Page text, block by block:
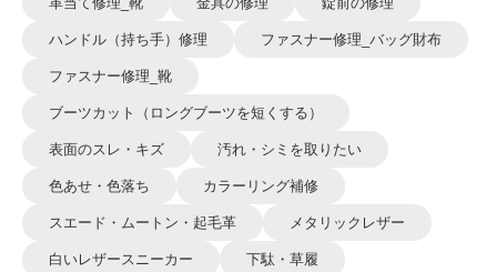
ハンドル（持ち手）修理 ファスナー修理_バッグ財布
ファスナー修理_靴
ブーツカット（ロングブーツを短くする）
表面のスレ・キズ 汚れ・シミを取りたい
色あせ・色落ち カラーリング補修
スエード・ムートン・起毛革 メタリックレザー
白いレザースニーカー 下駄・草履